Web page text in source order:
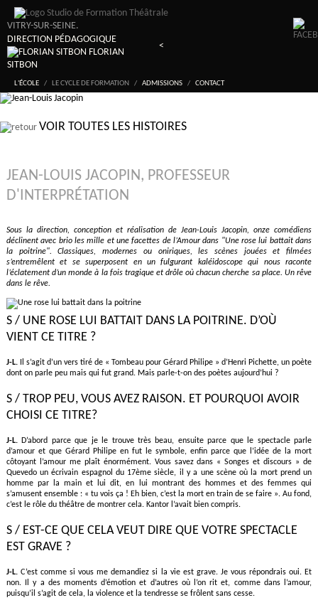
VITRY-SUR-SEINE.
DIRECTION PÉDAGOGIQUE
FLORIAN
SITBON
<
L'ÉCOLE / LE CYCLE DE FORMATION / ADMISSIONS / CONTACT
VOIR TOUTES LES HISTOIRES
JEAN-LOUIS JACOPIN, PROFESSEUR
D'INTERPRÉTATION
Sous la direction, conception et réalisation de Jean-Louis Jacopin, onze comédiens
déclinent avec brio les mille et une facettes de l’Amour dans "Une rose lui battait dans
la poitrine". Classiques, modernes ou oniriques, les scènes jouées et filmées
s’entremêlent et se superposent en un fulgurant kaléidoscope qui nous raconte
l’éclatement d’un monde à la fois tragique et drôle où chacun cherche sa place. Un rêve
dans le rêve.
S / UNE ROSE LUI BATTAIT DANS LA POITRINE. D’OÙ
VIENT CE TITRE ?
J-L.Il s’agit d’un vers tiré de « Tombeau pour Gérard Philipe » d’Henri Pichette, un poète
dont on parle peu mais qui fut grand. Mais parle-t-on des poètes aujourd’hui ?
S / TROP PEU, VOUS AVEZ RAISON. ET POURQUOI AVOIR
CHOISI CE TITRE?
J-L.D’abord parce que je le trouve très beau, ensuite parce que le spectacle parle
d’amour et que Gérard Philipe en fut le symbole, enfin parce que l’idée de la mort
côtoyant l’amour me plaît énormément. Vous savez dans « Songes et discours » de
Quevedo un écrivain espagnol du 17ème siècle, il y a une scène où la mort prend un
homme par la main et lui dit, en lui montrant des hommes et des femmes qui
s’amusent ensemble : « tu vois ça ! Eh bien, c’est la mort en train de se faire ». Au fond,
c’est le rôle du théâtre de montrer cela. Kantor l’avait bien compris.
S / EST-CE QUE CELA VEUT DIRE QUE VOTRE SPECTACLE
EST GRAVE ?
J-L.C’est comme si vous me demandiez si la vie est grave. Je vous répondrais oui. Et
non. Il y a des moments d’émotion et d’autres où l’on rit et, comme dans l’amour,
puisqu’il s’agit de cela, la violence et la tendresse se frôlent sans cesse.